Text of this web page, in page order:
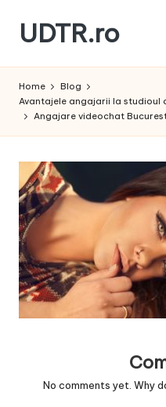
Skip
content
UDTR.ro
te
rascoleste...
Home
Blog
Avantajele angajarii la studioul
Angajare videochat
No comments yet. Why